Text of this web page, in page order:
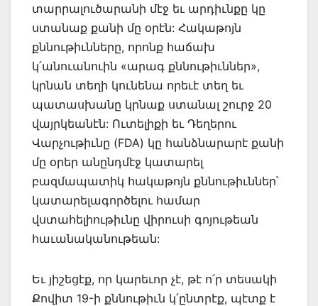
տարրալուծարանի մէջ եւ արդիւնքը կը
ստանաք քանի մը օրէն: Հակաթոյն
քննութիւնները, որոնք հաճախ
կ՛անուանուին «արագ քննութիւններ»,
կրնան տեղի կունենա որեւէ տեղ եւ
պատասխանը կրնաք ստանալ շուրջ 20
վայրկեանէն: Ուտելիքի եւ Դեղերու
Վարչութիւնը (FDA) կը հանձնարարէ քանի
մը օրեր անընդմէջ կատարել
բազմապատիկ հակաթոյն քննութիւններ՝
կատարելագործելու համար
վստահելիութիւնը վիրուսի գոյութեան
հաւանականութեան:
Եւ յիշեցէք, որ կարեւոր չէ, թէ ո՛ր տեսակի
Քովիտ 19-ի քննութիւն կ՛ընտրէք, պէտք է